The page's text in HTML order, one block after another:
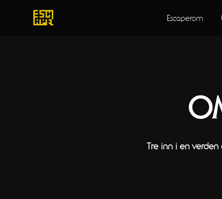
Escaperom
Tre inn i en